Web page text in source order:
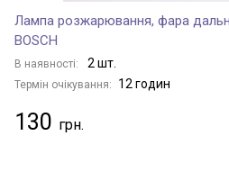
Лампа розжарювання, фара
BOSCH
В наявності: 2 шт.
Термін очікування: 12 годин
130